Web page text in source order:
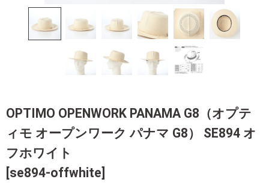
OPTIMO OPENWORK PANAMA G8（オプテ
ィモ オープンワーク パナマ G8） SE894 オ
フホワイト
[se894-offwhite]